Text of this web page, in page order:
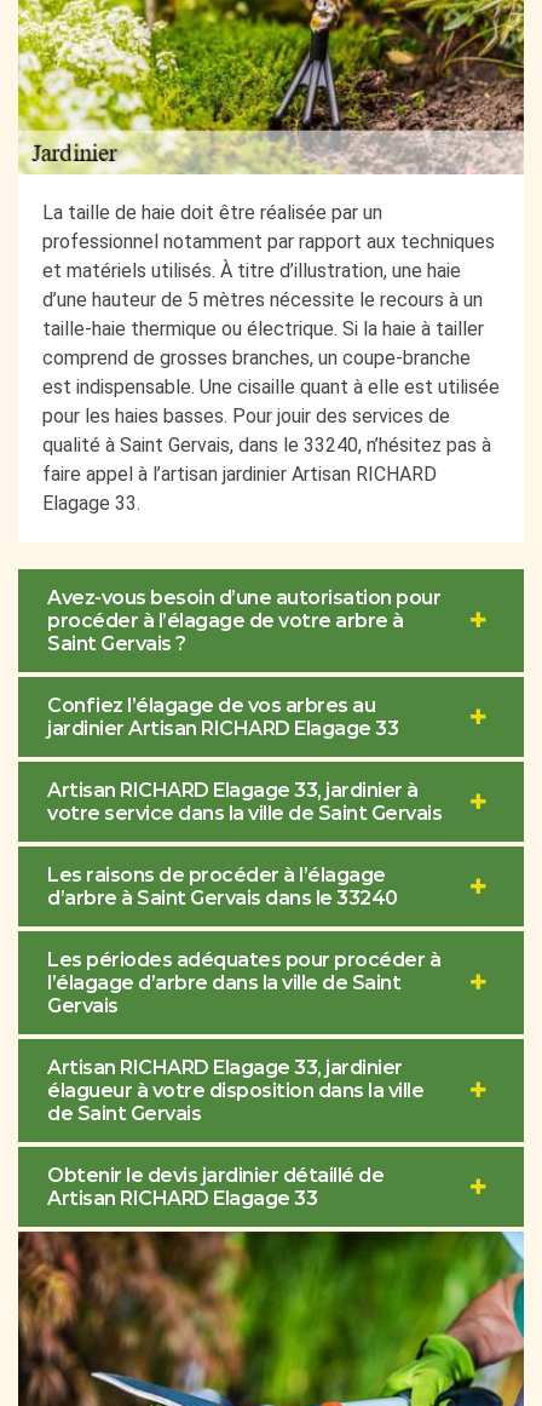
La taille de haie doit être réalisée par un
professionnel notamment par rapport aux techniques
et matériels utilisés. À titre d’illustration, une haie
d’une hauteur de 5 mètres nécessite le recours à un
taille-haie thermique ou électrique. Si la haie à tailler
comprend de grosses branches, un coupe-branche
est indispensable. Une cisaille quant à elle est utilisée
pour les haies basses. Pour jouir des services de
qualité à Saint Gervais, dans le 33240, n’hésitez pas à
faire appel à l’artisan jardinier Artisan RICHARD
Elagage 33.
Avez-vous besoin d’une autorisation pour
procéder à l’élagage de votre arbre à
Saint Gervais ?
Confiez l’élagage de vos arbres au
jardinier Artisan RICHARD Elagage 33
Artisan RICHARD Elagage 33, jardinier à
votre service dans la ville de Saint Gervais
Les raisons de procéder à l’élagage
d’arbre à Saint Gervais dans le 33240
Les périodes adéquates pour procéder à
l’élagage d’arbre dans la ville de Saint
Gervais
Artisan RICHARD Elagage 33, jardinier
élagueur à votre disposition dans la ville
de Saint Gervais
Obtenir le devis jardinier détaillé de
Artisan RICHARD Elagage 33